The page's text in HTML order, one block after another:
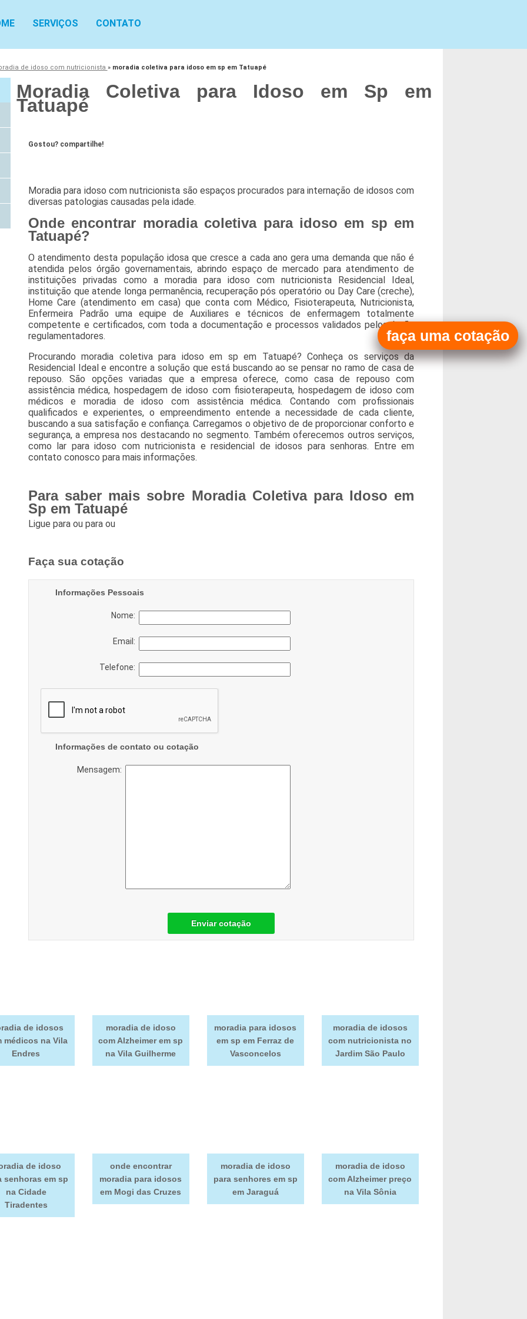
SERVIÇOS CONTATO
de idoso com nutricionista » moradia coletiva para idoso em sp em Tatuapé
Moradia Coletiva para Idoso em Sp em
Tatuapé
Gostou? compartilhe!
Moradia para idoso com nutricionista são espaços procurados para internação de idosos com
diversas patologias causadas pela idade.
Onde encontrar moradia coletiva para idoso em sp em
Tatuapé?
O atendimento desta população idosa que cresce a cada ano gera uma demanda que não é
atendida pelos órgão governamentais, abrindo espaço de mercado para atendimento de
instituições privadas como a moradia para idoso com nutricionista Residencial Ideal,
instituição que atende longa permanência, recuperação pós operatório ou Day Care (creche),
Home Care (atendimento em casa) que conta com Médico, Fisioterapeuta, Nutricionista,
Enfermeira Padrão uma equipe de Auxiliares e técnicos de enfermagem totalmente
competente e certificados, com toda a documentação e processos validados pelos órgão
regulamentadores.
Procurando moradia coletiva para idoso em sp em Tatuapé? Conheça os serviços da
Residencial Ideal e encontre a solução que está buscando ao se pensar no ramo de casa de
repouso. São opções variadas que a empresa oferece, como casa de repouso com
assistência médica, hospedagem de idoso com fisioterapeuta, hospedagem de idoso com
médicos e moradia de idoso com assistência médica. Contando com profissionais
qualificados e experientes, o empreendimento entende a necessidade de cada cliente,
buscando a sua satisfação e confiança. Carregamos o objetivo de de proporcionar conforto e
segurança, a empresa nos destacando no segmento. Também oferecemos outros serviços,
como lar para idoso com nutricionista e residencial de idosos para senhoras. Entre em
contato conosco para mais informações.
Para saber mais sobre Moradia Coletiva para Idoso em
Sp em Tatuapé
Ligue para ou para ou
faça uma cotação
Faça sua cotação
Informações Pessoais
Nome:
Email:
Telefone:
Informações de contato ou cotação
Mensagem:
Enviar cotação
de idosos
médicos na Vila
Endres
moradia de idoso
com Alzheimer em sp
na Vila Guilherme
moradia para idosos
em sp em Ferraz de
Vasconcelos
moradia de idosos
com nutricionista no
Jardim São Paulo
de idoso
senhoras em sp
na Cidade
Tiradentes
onde encontrar
moradia para idosos
em Mogi das Cruzes
moradia de idoso
para senhores em sp
em Jaraguá
moradia de idoso
com Alzheimer preço
na Vila Sônia